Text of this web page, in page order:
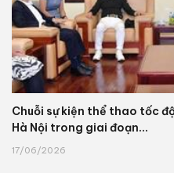
Chuỗi sự kiện thể thao tốc
Hà Nội trong giai đoạn...
17/06/2026